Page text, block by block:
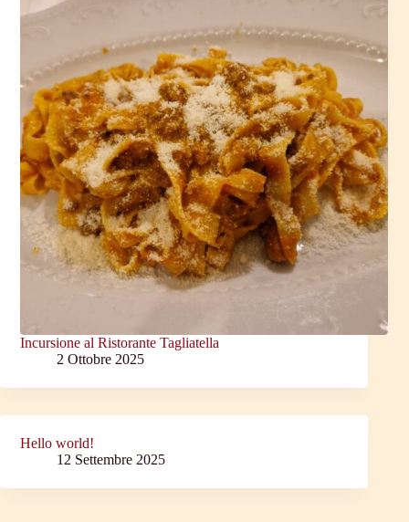
Incursione al Ristorante Tagliatella
2 Ottobre 2025
Hello world!
12 Settembre 2025